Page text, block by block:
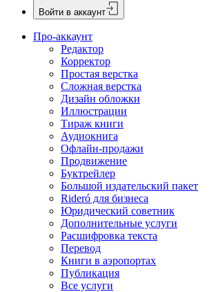
Войти в аккаунт
Про-аккаунт
Редактор
Корректор
Простая верстка
Сложная верстка
Дизайн обложки
Иллюстрации
Тираж книги
Аудиокнига
Офлайн-продажи
Продвижение
Буктрейлер
Большой издательский пакет
Rideró для бизнеса
Юридический советник
Дополнительные услуги
Расшифровка текста
Перевод
Книги в аэропортах
Публикация
Все услуги